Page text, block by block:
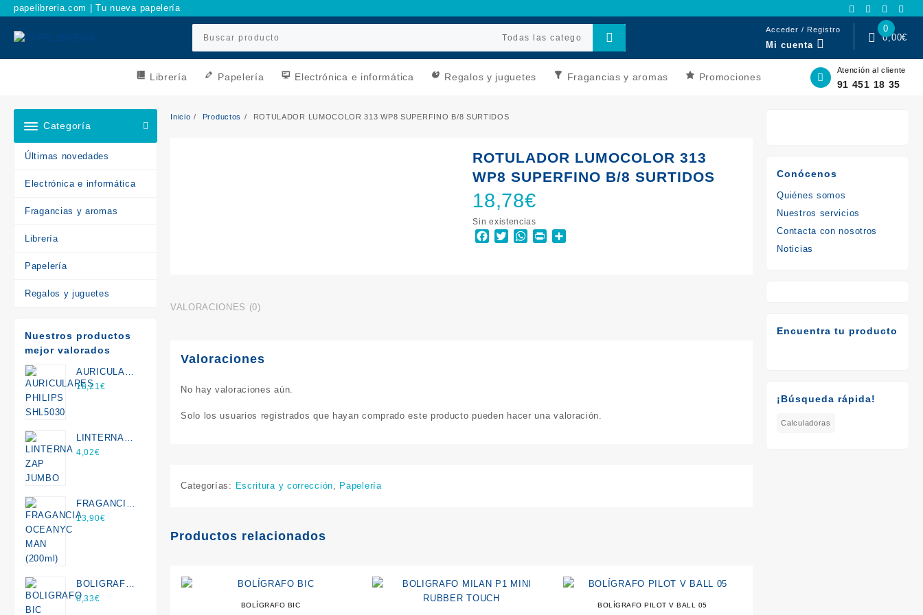
contenido
papelibreria.com | Tu nueva papelería
Acceder / Registro
Mi cuenta
0
0,00€
Librería Papelería Electrónica e informática Regalos y juguetes Fragancias y aromas Promociones
Atención al cliente
91 451 18 35
Categoría
Últimas novedades
Electrónica e informática
Fragancias y aromas
Librería
Papelería
Regalos y juguetes
Nuestros productos
mejor valorados
AURICULARES
PHILIPS
18,21€
LINTERNA
ZAP JUMBO
4,02€
FRAGANCIA
OCEANYC
13,90€
BOLIGRAFO
BIC CRISTAL
0,33€
Inicio Productos ROTULADOR LUMOCOLOR 313 WP8 SUPERFINO B/8 SURTIDOS
ROTULADOR LUMOCOLOR 313
WP8 SUPERFINO B/8 SURTIDOS
18,78€
Sin existencias
Facebook
TwitterWhatsApp
Print
VALORACIONES (0)
Valoraciones
No hay valoraciones aún.
Solo los usuarios registrados que hayan comprado este producto pueden hacer una valoración.
Categorías: Escritura y corrección, Papelería
Productos relacionados
BOLÍGRAFO BIC BOLÍGRAFO PILOT V BALL 05
Conócenos
Quiénes somos
Nuestros servicios
Contacta con nosotros
Noticias
Encuentra tu producto
¡Búsqueda rápida!
Calculadoras